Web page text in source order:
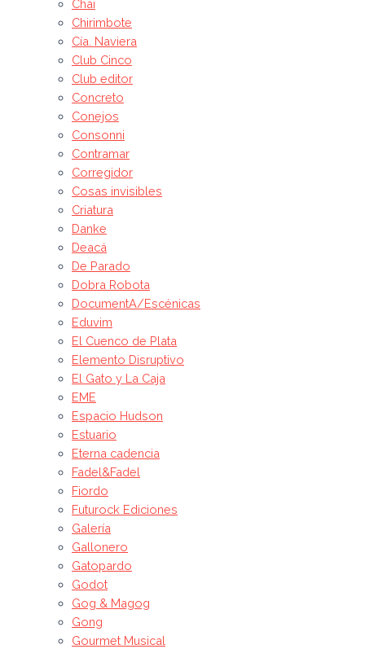
Chai
Chirimbote
Cía. Naviera
Club Cinco
Club editor
Concreto
Conejos
Consonni
Contramar
Corregidor
Cosas invisibles
Criatura
Danke
Deacá
De Parado
Dobra Robota
DocumentA/Escénicas
Eduvim
El Cuenco de Plata
Elemento Disruptivo
El Gato y La Caja
EME
Espacio Hudson
Estuario
Eterna cadencia
Fadel&Fadel
Fiordo
Futurock Ediciones
Galería
Gallonero
Gatopardo
Godot
Gog & Magog
Gong
Gourmet Musical